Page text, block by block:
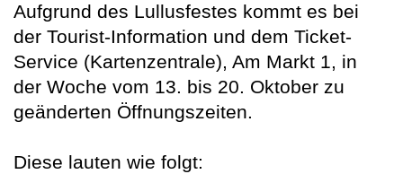
Aufgrund des Lullusfestes kommt es bei
der Tourist-Information und dem Ticket-
Service (Kartenzentrale), Am Markt 1, in
der Woche vom 13. bis 20. Oktober zu
geänderten Öffnungszeiten.
Diese lauten wie folgt: